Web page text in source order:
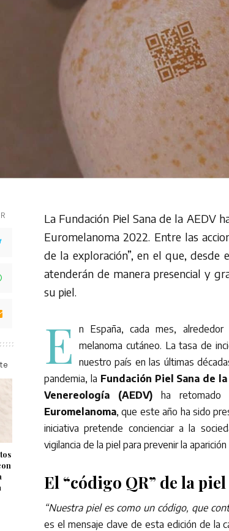
La Fundación Piel Sana de la AEDV
Euromelanoma 2022. Entre las
de la exploración”, en el que,
atenderán de manera presencial y
su piel.
E n España, cada mes,
melanoma cutáneo. La tasa de
nuestro país en las últimas
pandemia, la Fundación Piel Sana de
Venereología (AEDV) ha retomado
Euromelanoma, que este año ha sido
iniciativa pretende concienciar a la
vigilancia de la piel para prevenir la
El “código QR” de la piel
“Nuestra piel es como un código, que
es el mensaje clave de esta edición de la